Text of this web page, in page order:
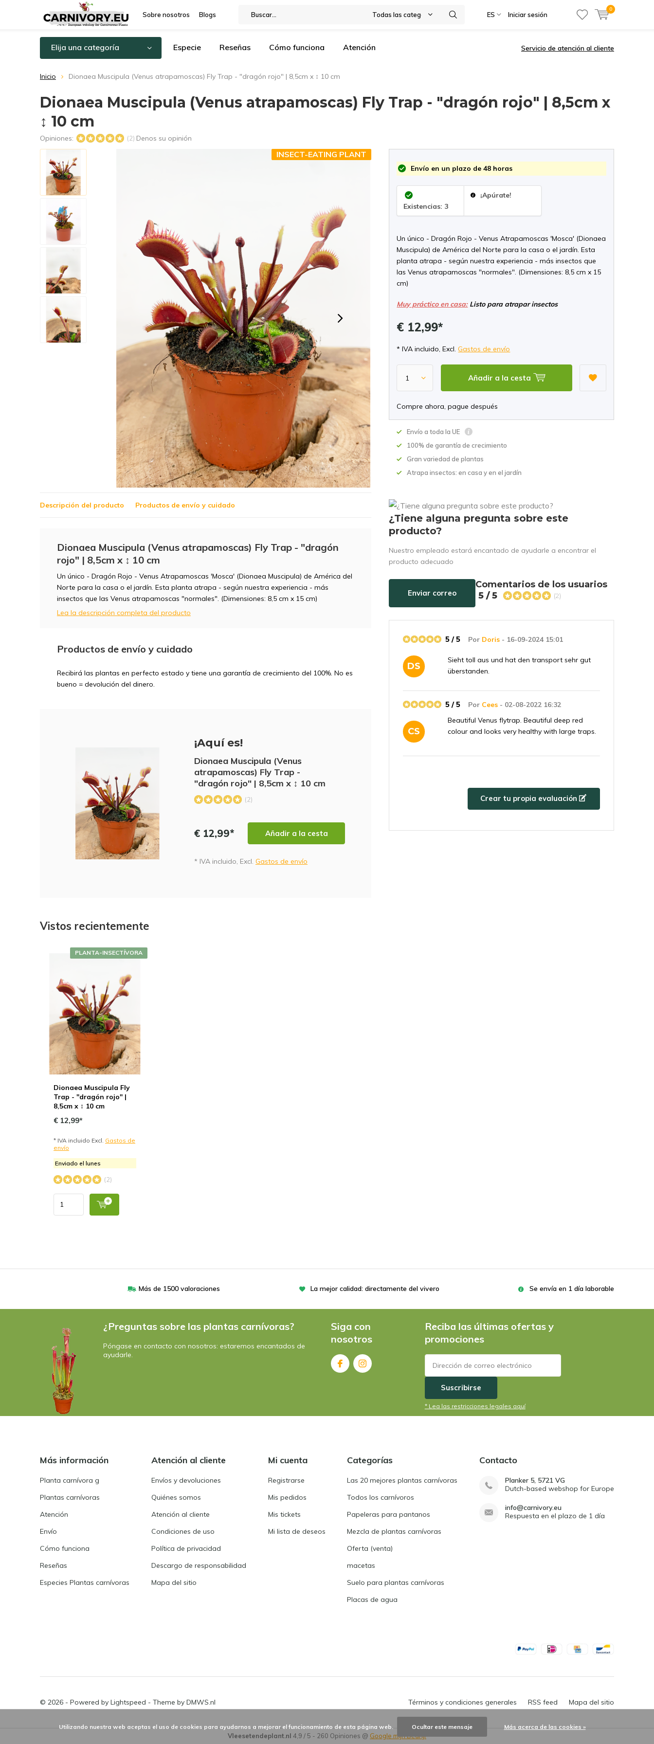
Sobre nosotros Blogs Todas las categorías ES Iniciar sesión
0
Elija una categoría Especie Reseñas Cómo funciona Atención Servicio de atención al cliente
Inicio Dionaea Muscipula (Venus atrapamoscas) Fly Trap - "dragón rojo" | 8,5cm x ↕ 10 cm
Dionaea Muscipula (Venus atrapamoscas) Fly Trap - "dragón rojo" | 8,5cm x
↕ 10 cm
Opiniones: (2) Denos su opinión
INSECT-EATING PLANT
Envío en un plazo de 48 horas
Existencias: 3
¡Apúrate!
Un único - Dragón Rojo - Venus Atrapamoscas 'Mosca' (Dionaea
Muscipula) de América del Norte para la casa o el jardín. Esta
planta atrapa - según nuestra experiencia - más insectos que
las Venus atrapamoscas "normales". (Dimensiones: 8,5 cm x 15
cm)
Muy práctico en casa:Listo para atrapar insectos
€ 12,99*
* IVA incluido, Excl.Gastos de envío
Añadir a la cesta
Compre ahora, pague después
Envío a toda la UE
100% de garantía de crecimiento
Gran variedad de plantas
Atrapa insectos: en casa y en el jardín
Descripción del producto Productos de envío y cuidado
Dionaea Muscipula (Venus atrapamoscas) Fly Trap - "dragón
rojo" | 8,5cm x ↕ 10 cm
Un único - Dragón Rojo - Venus Atrapamoscas 'Mosca' (Dionaea Muscipula) de América del
Norte para la casa o el jardín. Esta planta atrapa - según nuestra experiencia - más
insectos que las Venus atrapamoscas "normales". (Dimensiones: 8,5 cm x 15 cm)
Lea la descripción completa del producto
Productos de envío y cuidado
Recibirá las plantas en perfecto estado y tiene una garantía de crecimiento del 100%. No es
bueno = devolución del dinero.
¡Aquí es!
Dionaea Muscipula (Venus
atrapamoscas) Fly Trap -
"dragón rojo" | 8,5cm x ↕ 10 cm
(2)
€ 12,99* Añadir a la cesta
* IVA incluido, Excl. Gastos de envío
¿Tiene alguna pregunta sobre este
producto?
Nuestro empleado estará encantado de ayudarle a encontrar el
producto adecuado
Enviar correo
Comentarios de los usuarios
5 / 5
(2)
DS
Por Doris - 16-09-2024 15:01
5 / 5
Sieht toll aus und hat den transport sehr gut
überstanden.
CS
Por Cees - 02-08-2022 16:32
5 / 5
Beautiful Venus flytrap. Beautiful deep red
colour and looks very healthy with large traps.
Crear tu propia evaluación
Vistos recientemente
Dionaea Muscipula Fly
Trap - "dragón rojo" |
8,5cm x ↕ 10 cm
PLANTA-INSECTÍVORA
€ 12,99*
* IVA incluido Excl. Gastos de
envío
Enviado el lunes
(2)
Más de 1500 valoraciones La mejor calidad: directamente del vivero Se envía en 1 día laborable
¿Preguntas sobre las plantas carnívoras?
Póngase en contacto con nosotros: estaremos encantados de
ayudarle.
Siga con
nosotros
Reciba las últimas ofertas y
promociones
Suscribirse
* Lea las restricciones legales aquí
Más información
Planta carnívora g
Plantas carnívoras
Atención
Envío
Cómo funciona
Reseñas
Especies Plantas carnívoras
Atención al cliente
Envíos y devoluciones
Quiénes somos
Atención al cliente
Condiciones de uso
Política de privacidad
Descargo de responsabilidad
Mapa del sitio
Mi cuenta
Registrarse
Mis pedidos
Mis tickets
Mi lista de deseos
Categorías
Las 20 mejores plantas carnívoras
Todos los carnívoros
Papeleras para pantanos
Mezcla de plantas carnívoras
Oferta (venta)
macetas
Suelo para plantas carnívoras
Placas de agua
Contacto
Planker 5, 5721 VG
Dutch-based webshop for Europe
info@carnivory.eu
Respuesta en el plazo de 1 día
© 2026 - Powered by Lightspeed - Theme by DMWS.nl Términos y condiciones generales RSS feed Mapa del sitio
Vleesetendeplant.nl 4,9 / 5 - 260 Opiniones @ Google mijn Bedrijf
Utilizando nuestra web aceptas el uso de cookies para ayudarnos a mejorar el funcionamiento de esta página web. Ocultar este mensaje Más acerca de las cookies »